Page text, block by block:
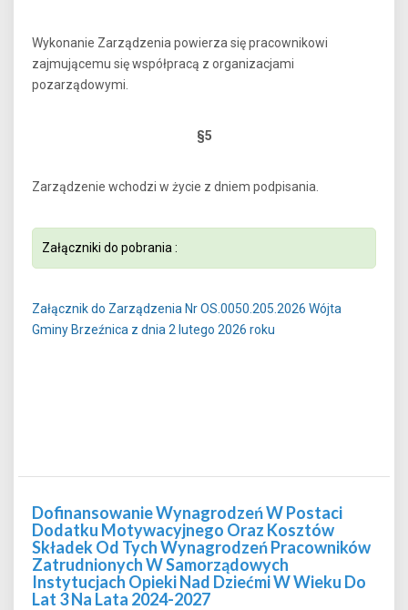
Wykonanie Zarządzenia powierza się pracownikowi
zajmującemu się współpracą z organizacjami
pozarządowymi.
§5
Zarządzenie wchodzi w życie z dniem podpisania.
Załączniki do pobrania :
Załącznik do Zarządzenia Nr OS.0050.205.2026 Wójta
Gminy Brzeźnica z dnia 2 lutego 2026 roku
Dofinansowanie Wynagrodzeń W Postaci
Dodatku Motywacyjnego Oraz Kosztów
Składek Od Tych Wynagrodzeń Pracowników
Zatrudnionych W Samorządowych
Instytucjach Opieki Nad Dziećmi W Wieku Do
Lat 3 Na Lata 2024-2027